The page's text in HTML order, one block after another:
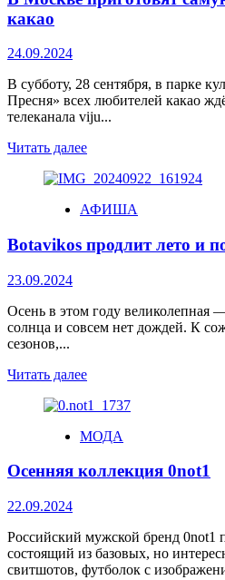
какао
24.09.2024
В субботу, 28 сентября, в парке
Пресня» всех любителей какао
телеканала viju...
Читать далее
АФИША
Botavikos продлит лето и
23.09.2024
Осень в этом году великолепная
солнца и совсем нет дождей. К
сезонов,...
Читать далее
МОДА
Осенняя коллекция 0not1
22.09.2024
Российский мужской бренд 0not1
состоящий из базовых, но
свитшотов, футболок с